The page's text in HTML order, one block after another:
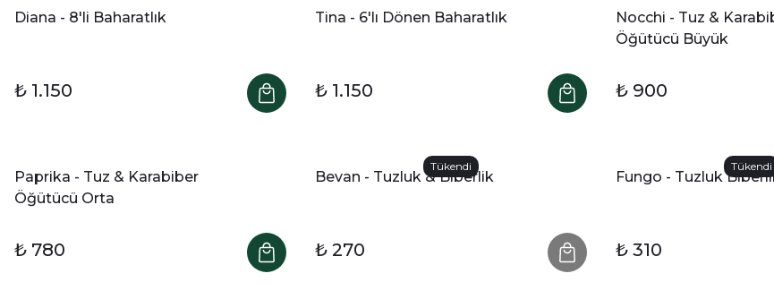
Diana - 8'li Baharatlık
₺ 1.150
Tina - 6'lı Dönen Baharatlık
₺ 1.150
Nocchi - Tuz &
Öğütücü Büyük
₺ 900
Paprika - Tuz & Karabiber
Öğütücü Orta
₺ 780
Tükendi
Bevan - Tuzluk & Biberlik
₺ 270
Tükendi
Fungo - Tuzluk
₺ 310